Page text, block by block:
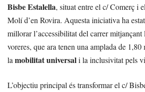
Bisbe Estalella, situat entre el c/ Comerç i
Molí d’en Rovira. Aquesta iniciativa ha
millorar l’accessibilitat del carrer mitjançant
voreres, que ara tenen una amplada de
la mobilitat universali la inclusivitat pels
L’objectiu principal és transformar el c/